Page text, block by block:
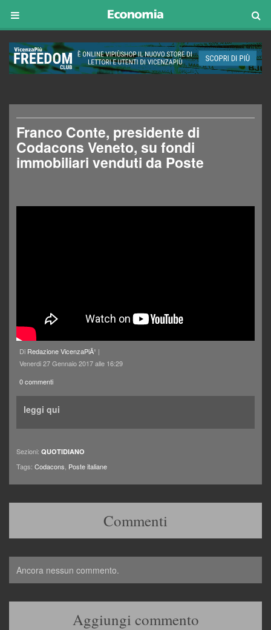
Franco Conte, presidente di
Codacons Veneto, su fondi
immobiliari venduti da Poste
Di Redazione VicenzaPiÃ¹ |
Venerdi 27 Gennaio 2017 alle 16:29
0 commenti
leggi qui
Sezioni: QUOTIDIANO
Tags: Codacons Poste italiane
Commenti
Ancora nessun commento.
Aggiungi commento